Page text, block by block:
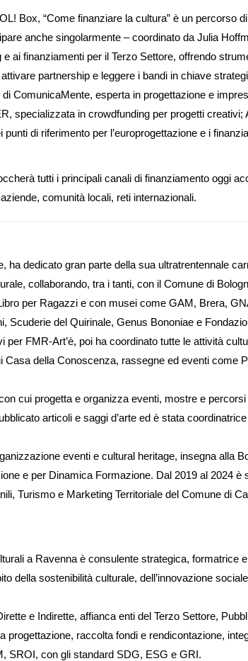
Box, “Come finanziare la cultura” è un percorso di
anche singolarmente – coordinato da Julia
ai finanziamenti per il Terzo Settore, offrendo
partnership e leggere i bandi in chiave
ComunicaMente, esperta in progettazione e
specializzata in crowdfunding per progetti creativi;
di riferimento per l’europrogettazione e i
tutti i principali canali di finanziamento oggi
comunità locali, reti internazionali.
ha dedicato gran parte della sua ultratrentennale
collaborando, tra i tanti, con il Comune di
per Ragazzi e con musei come GAM, Brera,
Scuderie del Quirinale, Genus Bononiae e
per FMR-Art’è, poi ha coordinato tutte le attività
della Conoscenza, rassegne ed eventi come
cui progetta e organizza eventi, mostre e
articoli e saggi d’arte ed è stata
eventi e cultural heritage, insegna alla
e per Dinamica Formazione. Dal 2019 al 2024 è
Turismo e Marketing Territoriale del Comune di
a Ravenna è consulente strategica, formatrice
della sostenibilità culturale, dell’innovazione
e Indirette, affianca enti del Terzo Settore,
progettazione, raccolta fondi e rendicontazione,
SROI, con gli standard SDG, ESG e GRI.